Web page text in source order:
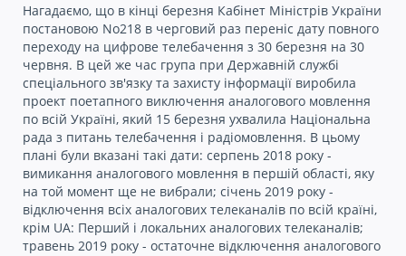
Нагадаємо, що в кінці березня Кабінет Міністрів України
постановою No218 в черговий раз переніс дату повного
переходу на цифрове телебачення з 30 березня на 30
червня. В цей же час група при Державній службі
спеціального зв'язку та захисту інформації виробила
проект поетапного виключення аналогового мовлення
по всій Україні, який 15 березня ухвалила Національна
рада з питань телебачення і радіомовлення. В цьому
плані були вказані такі дати: серпень 2018 року -
вимикання аналогового мовлення в першій області, яку
на той момент ще не вибрали; січень 2019 року -
відключення всіх аналогових телеканалів по всій країні,
крім UA: Перший і локальних аналогових телеканалів;
травень 2019 року - остаточне відключення аналогового